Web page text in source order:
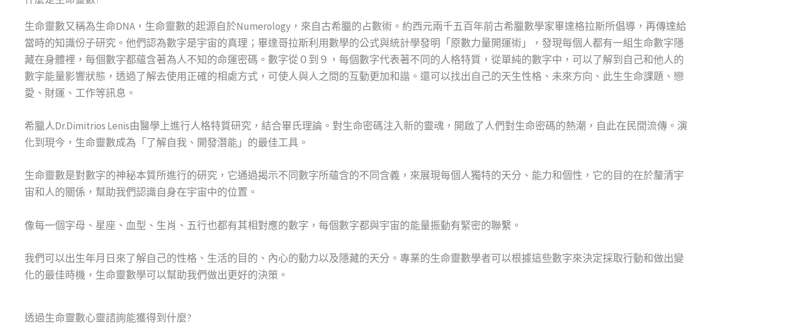
生命靈數又稱為生命DNA，生命靈數的起源自於Numerology，來自古希臘的占數術。約西元兩千五百年前古希臘數學家畢達格拉斯所倡導，再傳達給
當時的知識份子研究。他們認為數字是宇宙的真理；畢達哥拉斯利用數學的公式與統計學發明「原數力量開運術」，發現每個人都有一組生命數字隱
藏在身體裡，每個數字都蘊含著為人不知的命運密碼。數字從０到９，每個數字代表著不同的人格特質，從單純的數字中，可以了解到自己和他人的
數字能量影響狀態，透過了解去使用正確的相處方式，可使人與人之間的互動更加和諧。還可以找出自己的天生性格、未來方向、此生生命課題、戀
愛、財運、工作等訊息。
希臘人Dr.Dimitrios Lenis由醫學上進行人格特質研究，結合畢氏理論。對生命密碼注入新的靈魂，開啟了人們對生命密碼的熱潮，自此在民間流傳。演
化到現今，生命靈數成為「了解自我、開發潛能」的最佳工具。
生命靈數是對數字的神秘本質所進行的研究，它通過揭示不同數字所蘊含的不同含義，來展現每個人獨特的天分、能力和個性，它的目的在於釐清宇
宙和人的關係，幫助我們認識自身在宇宙中的位置。
像每一個字母、星座、血型、生肖、五行也都有其相對應的數字，每個數字都與宇宙的能量振動有緊密的聯繫。
我們可以出生年月日來了解自己的性格、生活的目的、內心的動力以及隱藏的天分。專業的生命靈數學者可以根據這些數字來決定採取行動和做出變
化的最佳時機，生命靈數學可以幫助我們做出更好的決策。
​透過生命靈數心靈諮詢能獲得到什麼?